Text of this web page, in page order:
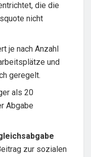
die die
nicht
je nach Anzahl
und
geregelt.
als 20
Abgabe
zur sozialen